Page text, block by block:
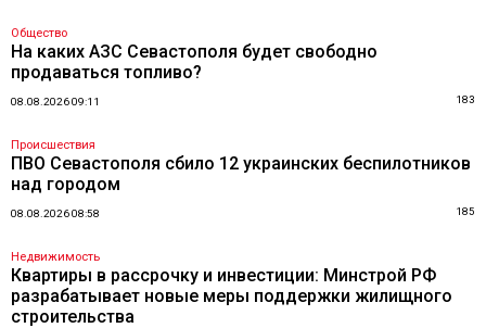
Общество
На каких АЗС Севастополя будет свободно
продаваться топливо?
08.08.2026 09:11 183
Происшествия
ПВО Севастополя сбило 12 украинских беспилотников
над городом
08.08.2026 08:58 185
Недвижимость
Квартиры в рассрочку и инвестиции: Минстрой РФ
разрабатывает новые меры поддержки жилищного
строительства